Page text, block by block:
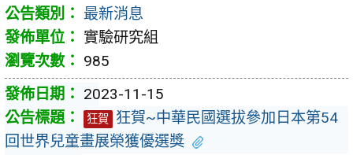
最新消息
實驗研究組
985
2023-11-15
狂賀
狂賀~中華民國選拔參加日本第54
回世界兒童畫展榮獲優選獎